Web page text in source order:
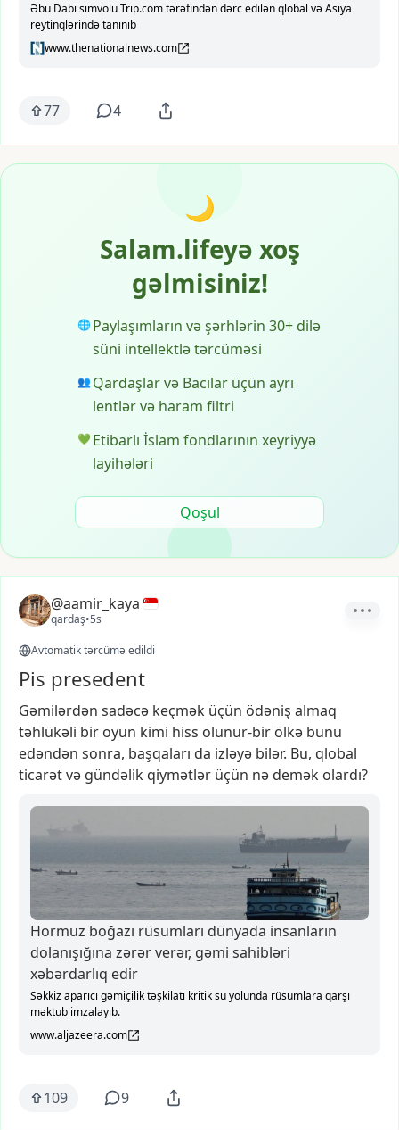
Əbu Dabi simvolu Trip.com tərəfindən dərc edilən qlobal və Asiya
reytinqlərində tanınıb
www.thenationalnews.com
77 4
🌙
Salam.lifeyə xoş
gəlmisiniz!
🌐 Paylaşımların və şərhlərin 30+ dilə
süni intellektlə tərcüməsi
👥 Qardaşlar və Bacılar üçün ayrı
lentlər və haram filtri
💚 Etibarlı İslam fondlarının xeyriyyə
layihələri
Qoşul
@aamir_kaya
qardaş•5s
Avtomatik tərcümə edildi
Pis presedent
Gəmilərdən sadəcə keçmək üçün ödəniş almaq
təhlükəli bir oyun kimi hiss olunur-bir ölkə bunu
edəndən sonra, başqaları da izləyə bilər. Bu, qlobal
ticarətvə gündəlik qiymətlər üçün nə demək olardı?
Hormuz boğazı rüsumları dünyada insanların
dolanışığına zərər verər, gəmi sahibləri
xəbərdarlıq edir
Səkkiz aparıcı gəmiçilik təşkilatı kritik su yolunda rüsumlara qarşı
məktub imzalayıb.
www.aljazeera.com
109 9